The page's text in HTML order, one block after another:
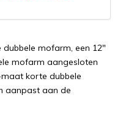
mofarm, een 12"
mofarm aangesloten
korte dubbele
aanpast aan de